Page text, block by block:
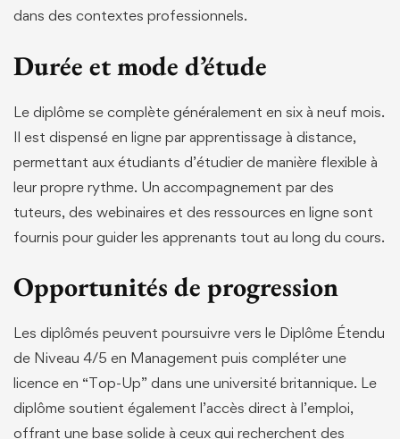
dans des contextes professionnels.
Durée et mode d’étude
Le diplôme se complète généralement en six à neuf mois.
Il est dispensé en ligne par apprentissage à distance,
permettant aux étudiants d’étudier de manière flexible à
leur propre rythme. Un accompagnement par des
tuteurs, des webinaires et des ressources en ligne sont
fournis pour guider les apprenants tout au long du cours.
Opportunités de progression
Les diplômés peuvent poursuivre vers le Diplôme Étendu
de Niveau 4/5 en Management puis compléter une
licence en “Top-Up” dans une université britannique. Le
diplôme soutient également l’accès direct à l’emploi,
offrant une base solide à ceux qui recherchent des